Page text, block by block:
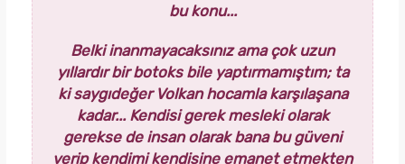
bu konu...
Belki inanmayacaksınız ama çok uzun
yıllardır bir botoks bile yaptırmamıştım; ta
ki saygıdeğer Volkan hocamla karşılaşana
kadar... Kendisi gerek mesleki olarak
gerekse de insan olarak bana bu güveni
verip kendimi kendisine emanet etmekten